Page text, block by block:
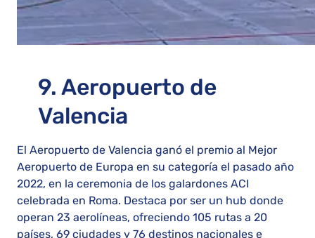
9. Aeropuerto de
Valencia
El Aeropuerto de Valencia ganó el premio al Mejor
Aeropuerto de Europa en su categoría el pasado año
2022, en la ceremonia de los galardones ACI
celebrada en Roma. Destaca por ser un hub donde
operan 23 aerolíneas, ofreciendo 105 rutas a 20
países, 69 ciudades y 76 destinos nacionales e